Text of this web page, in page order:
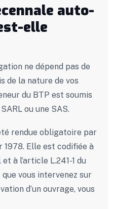
auto-
elle
ne dépend pas de
de la nature de vos
du BTP est soumis
ou une SAS.
rendue obligatoire par
1978. Elle est codifiée à
et à l’article L.241-1 du
que vous intervenez sur
d’un ouvrage, vous